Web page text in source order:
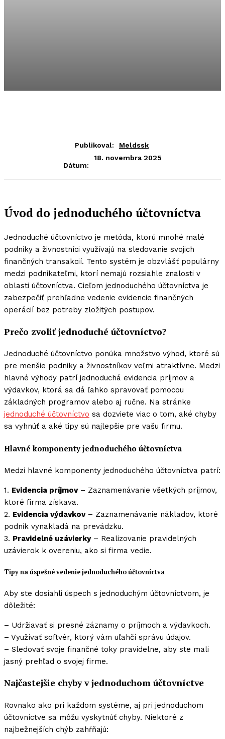
Publikoval: Meldssk
Dátum:
18. novembra 2025
Úvod do jednoduchého účtovníctva
Jednoduché účtovníctvo je metóda, ktorú mnohé malé
podniky a živnostníci využívajú na sledovanie svojich
finančných transakcií. Tento systém je obzvlášť populárny
medzi podnikateľmi, ktorí nemajú rozsiahle znalosti v
oblasti účtovníctva. Cieľom jednoduchého účtovníctva je
zabezpečiť prehľadne vedenie evidencie finančných
operácií bez potreby zložitých postupov.
Prečo zvoliť jednoduché účtovníctvo?
Jednoduché účtovníctvo ponúka množstvo výhod, ktoré sú
pre menšie podniky a živnostníkov veľmi atraktívne. Medzi
hlavné výhody patrí jednoduchá evidencia príjmov a
výdavkov, ktorá sa dá ľahko spravovať pomocou
základných programov alebo aj ručne. Na stránke
jednoduché účtovníctvo sa dozviete viac o tom, aké chyby
sa vyhnúť a aké tipy sú najlepšie pre vašu firmu.
Hlavné komponenty jednoduchého účtovníctva
Medzi hlavné komponenty jednoduchého účtovníctva patrí:
1. Evidencia príjmov– Zaznamenávanie všetkých príjmov,
ktoré firma získava.
2. Evidencia výdavkov– Zaznamenávanie nákladov, ktoré
podnik vynakladá na prevádzku.
3. Pravidelné uzávierky– Realizovanie pravidelných
uzávierok k overeniu, ako si firma vedie.
Tipy na úspešné vedenie jednoduchého účtovníctva
Aby ste dosiahli úspech s jednoduchým účtovníctvom, je
dôležité:
– Udržiavať si presné záznamy o príjmoch a výdavkoch.
– Využívať softvér, ktorý vám uľahčí správu údajov.
– Sledovať svoje finančné toky pravidelne, aby ste mali
jasný prehľad o svojej firme.
Najčastejšie chyby v jednoduchom účtovníctve
Rovnako ako pri každom systéme, aj pri jednoduchom
účtovníctve sa môžu vyskytnúť chyby. Niektoré z
najbežnejších chýb zahŕňajú: